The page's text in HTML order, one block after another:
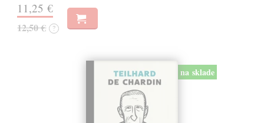
11,25 €
12,50 € ?
na sklade